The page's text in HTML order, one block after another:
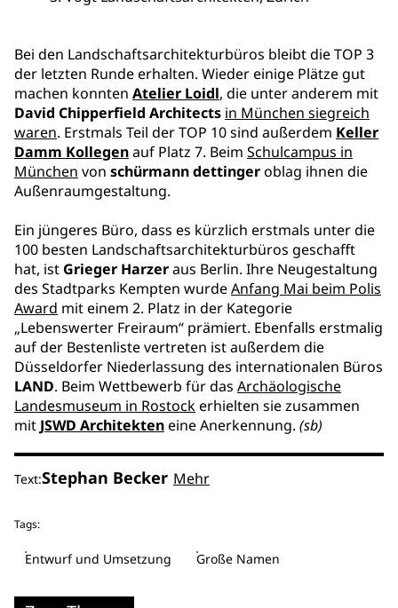
Bei den Landschaftsarchitekturbüros bleibt die TOP 3
der letzten Runde erhalten. Wieder einige Plätze gut
machen konnten Atelier Loidl, die unter anderem mit
David Chipperfield Architects in München siegreich
waren. Erstmals Teil der TOP 10 sind außerdem Keller
Damm Kollegenauf Platz 7. Beim Schulcampus in
München von schürmann dettingeroblag ihnen die
Außenraumgestaltung.
Ein jüngeres Büro, dass es kürzlich erstmals unter die
100 besten Landschaftsarchitekturbüros geschafft
hat, ist Grieger Harzeraus Berlin. Ihre Neugestaltung
des Stadtparks Kempten wurdeAnfang Mai beim Polis
Award mit einem 2. Platz in der Kategorie
„Lebenswerter Freiraum“ prämiert. Ebenfalls erstmalig
auf der Bestenliste vertreten ist außerdem die
Düsseldorfer Niederlassung des internationalen Büros
LAND. Beim Wettbewerb für das Archäologische
Landesmuseum in Rostockerhielten sie zusammen
mit JSWD Architekteneine Anerkennung. (sb)
Text:Stephan Becker Mehr
Tags:
Entwurf und Umsetzung Große Namen